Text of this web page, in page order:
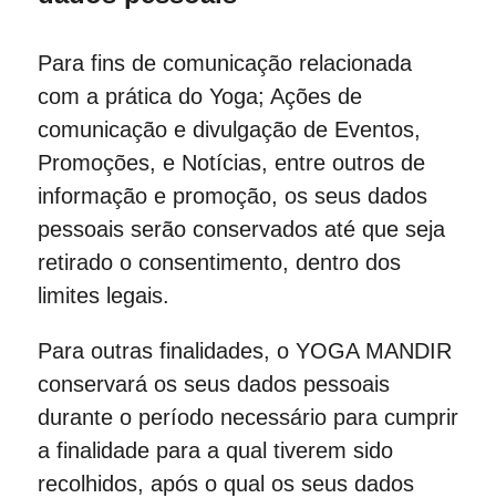
Para fins de comunicação relacionada
com a prática do Yoga; Ações de
comunicação e divulgação de Eventos,
Promoções, e Notícias, entre outros de
informação e promoção, os seus dados
pessoais serão conservados até que seja
retirado o consentimento, dentro dos
limites legais.
Para outras finalidades, o YOGA MANDIR
conservará os seus dados pessoais
durante o período necessário para cumprir
a finalidade para a qual tiverem sido
recolhidos, após o qual os seus dados